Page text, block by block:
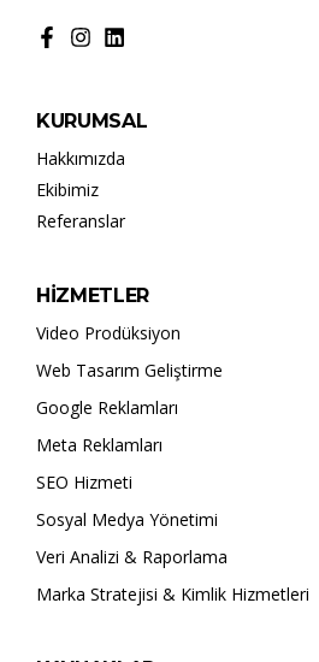
KURUMSAL
Hakkımızda
Ekibimiz
Referanslar
HİZMETLER
Video Prodüksiyon
Web Tasarım Geliştirme
Google Reklamları
Meta Reklamları
SEO Hizmeti
Sosyal Medya Yönetimi
Veri Analizi & Raporlama
Marka Stratejisi & Kimlik Hizmetleri